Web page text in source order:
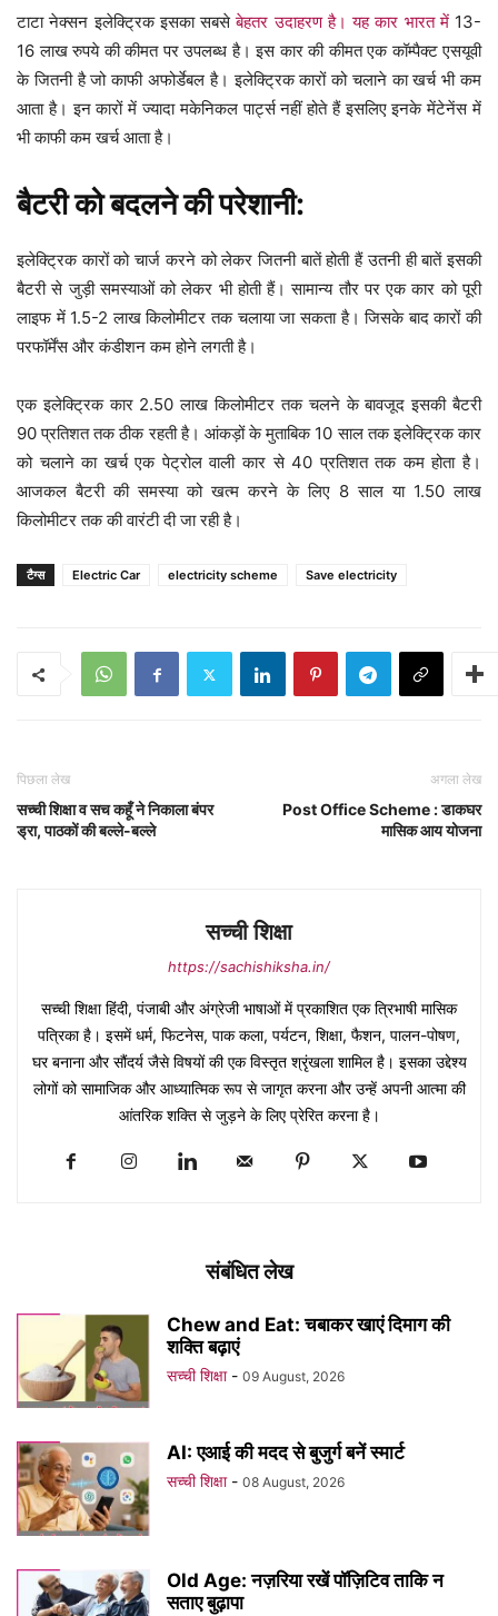
टाटा नेक्सन इलेक्ट्रिक इसका सबसेबेहतर उदाहरण है। यह कार भारत में13-
16 लाख रुपये की कीमत पर उपलब्ध है। इस कार की कीमत एक कॉम्पैक्ट एसयूवी
के जितनी है जो काफी अफोर्डेबल है। इलेक्ट्रिक कारों को चलाने का खर्च भी कम
आता है। इन कारों में ज्यादा मकेनिकल पार्ट्स नहीं होते हैं इसलिए इनके मेंटेनेंस में
भी काफी कम खर्च आता है।
बैटरी को बदलने की परेशानी:
इलेक्ट्रिक कारों को चार्ज करने को लेकर जितनी बातें होती हैं उतनी ही बातें इसकी
बैटरी से जुड़ी समस्याओं को लेकर भी होती हैं। सामान्य तौर पर एक कार को पूरी
लाइफ में 1.5-2 लाख किलोमीटर तक चलाया जा सकता है। जिसके बाद कारों की
परफॉर्मेंस और कंडीशन कम होने लगती है।
एक इलेक्ट्रिक कार 2.50 लाख किलोमीटर तक चलने के बावजूद इसकी बैटरी
90 प्रतिशत तक ठीक रहती है। आंकड़ों के मुताबिक 10 साल तक इलेक्ट्रिक कार
को चलाने का खर्च एक पेट्रोल वाली कार से 40 प्रतिशत तक कम होता है।
आजकल बैटरी की समस्या को खत्म करने के लिए 8 साल या 1.50 लाख
किलोमीटर तक की वारंटी दी जा रही है।
टैग्स Electric Car electricity scheme Save electricity
पिछला लेख
सच्ची शिक्षा व सच कहूँ ने निकाला बंपर
ड्रा, पाठकों की बल्ले-बल्ले
अगला लेख
Post Office Scheme : डाकघर
मासिक आय योजना
सच्ची शिक्षा
https://sachishiksha.in/
सच्ची शिक्षा हिंदी, पंजाबी और अंग्रेजी भाषाओं में प्रकाशित एक त्रिभाषी मासिक
पत्रिका है। इसमें धर्म, फिटनेस, पाक कला, पर्यटन, शिक्षा, फैशन, पालन-पोषण,
घर बनाना और सौंदर्य जैसे विषयों की एक विस्तृत श्रृंखला शामिल है। इसका उद्देश्य
लोगों को सामाजिक और आध्यात्मिक रूप से जागृत करना और उन्हें अपनी आत्मा की
आंतरिक शक्ति से जुड़ने के लिए प्रेरित करना है।
संबंधित लेख
Chew and Eat: चबाकर खाएं दिमाग की
शक्ति बढ़ाएं
सच्ची शिक्षा - 09 August, 2026
AI: एआई की मदद से बुजुर्ग बनें स्मार्ट
सच्ची शिक्षा - 08 August, 2026
Old Age: नज़रिया रखें पॉज़िटिव ताकि न
सताए बुढ़ापा